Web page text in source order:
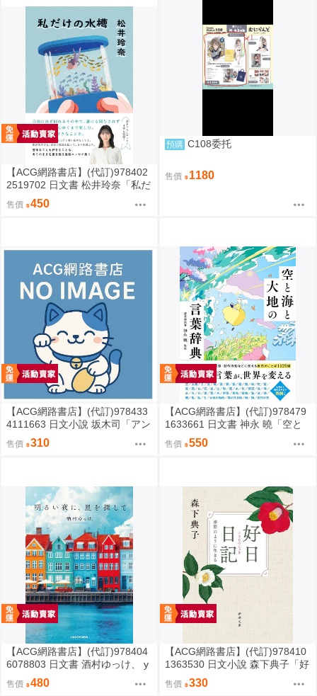
【ACG網路書店】(代訂)978402
2519702 日文書 松井玲奈「私だ
けの水槽」
售價 450
預購 C108委托
售價 1180
【ACG網路書店】(代訂)978433
4111663 日文小說 坂木司「アン
と幸福」
售價 310
【ACG網路書店】(代訂)978479
1633661 日文書 神永 曉「空と
海と大地の言葉辞典」
售價 550
【ACG網路書店】(代訂)978404
6078803 日文書 酒村ゆっけ、 y
ukke sakamura「明るい夜に、
星を探して」
售價 480
【ACG網路書店】(代訂)978410
1363530 日文小說 森下典子「好
日日記：季節のように生きる」
售價 330